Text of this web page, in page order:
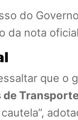
do
da nota
que o
de